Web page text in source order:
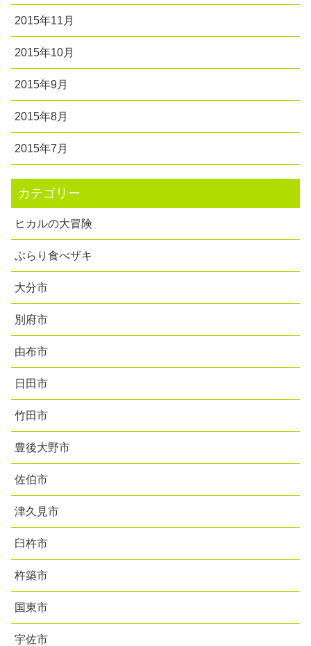
2015年11月
2015年10月
2015年9月
2015年8月
2015年7月
カテゴリー
ヒカルの大冒険
ぶらり食べザキ
大分市
別府市
由布市
日田市
竹田市
豊後大野市
佐伯市
津久見市
臼杵市
杵築市
国東市
宇佐市